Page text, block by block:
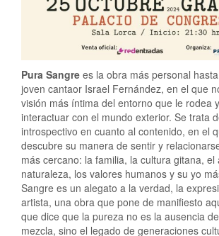
Pura Sangre es la obra más personal
joven cantaor Israel Fernández, en el que
visión más íntima del entorno que le rodea
interactuar con el mundo exterior. Se trata
introspectivo en cuanto al contenido, en el
descubre su manera de sentir y
más cercano: la familia, la cultura gitana, el
naturaleza, los valores humanos y su yo
Sangre es un alegato a la verdad, la
artista, una obra que pone de manifiesto
que dice que la pureza no es la ausencia
mezcla, sino el legado de generaciones